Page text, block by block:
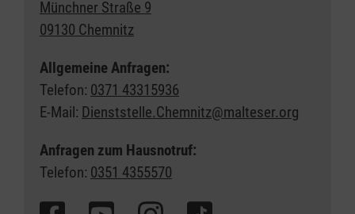
Münchner Straße 9
09130 Chemnitz
Allgemeine Anfragen:
Telefon: 0371 43315936
E-Mail: Dienststelle.Chemnitz@malteser.org
Anfragen zum Hausnotruf:
Telefon: 0351 4355570